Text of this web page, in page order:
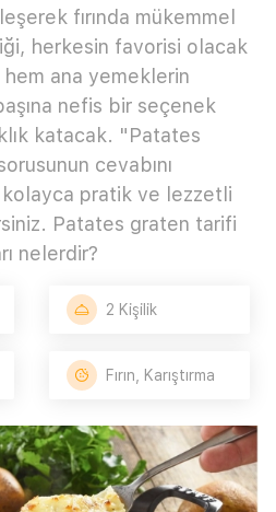
fırında mükemmel
herkesin favorisi olacak
ana yemeklerin
nefis bir seçenek
katacak. "Patates
cevabını
kolayca pratik ve lezzetli
Patates graten tarifi
nelerdir?
2 Kişilik
Fırın, Karıştırma